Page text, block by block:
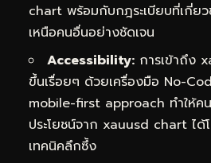
chart พร้อมกับกฎระเบียบที่เกี่ยว
เหนือคนอื่นอย่างชัดเจน
Accessibility: การเข้าถึง
ขึ้นเรื่อยๆ ด้วยเครื่องมือ No-
mobile-first approach ทำให้คน
ประโยชน์จาก xauusd chart ได้
เทคนิคลึกซึ้ง